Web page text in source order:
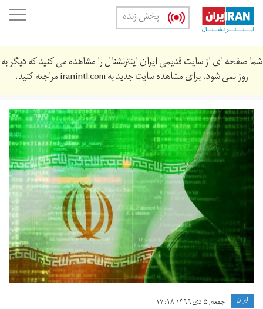
Skip
main
content
پخش زنده
شما صفحه ای از سایت قدیمی ایران اینترنشنال را مشاهده می کنید که دیگر به
روز نمی شود. برای مشاهده سایت جدید بهiranintl.comمراجعه کنید.
hkh.jpg
ايران جمعه, ۵ دی ۱۳۹۹ ۱۷:۱۸